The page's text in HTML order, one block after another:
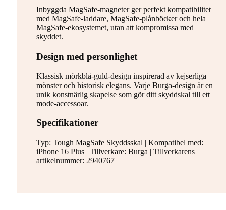
Inbyggda MagSafe-magneter ger perfekt kompatibilitet
med MagSafe-laddare, MagSafe-plånböcker och hela
MagSafe-ekosystemet, utan att kompromissa med
skyddet.
Design med personlighet
Klassisk mörkblå-guld-design inspirerad av kejserliga
mönster och historisk elegans. Varje Burga-design är en
unik konstnärlig skapelse som gör ditt skyddskal till ett
mode-accessoar.
Specifikationer
Typ: Tough MagSafe Skyddsskal | Kompatibel med:
iPhone 16 Plus | Tillverkare: Burga | Tillverkarens
artikelnummer: 2940767